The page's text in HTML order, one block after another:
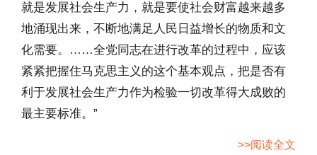
就是发展社会生产力，就是要使社会财富越来越多
地涌现出来，不断地满足人民日益增长的物质和文
化需要。……全党同志在进行改革的过程中，应该
紧紧把握住马克思主义的这个基本观点，把是否有
利于发展社会生产力作为检验一切改革得大成败的
最主要标准。”
>>阅读全文